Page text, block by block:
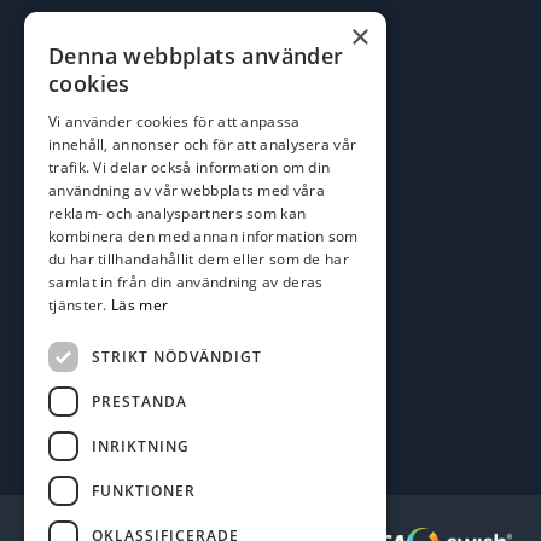
E-post:
johan@batofiske.se
kim@batofiske.se
Adress
Karlskrona Båt & Fiske AB
Lallerstedts gata 4
371 54 Karlskrona
Följ oss
Facebook
×
Denna webbplats använder
cookies
Vi använder cookies för att anpassa
innehåll, annonser och för att analysera vår
trafik. Vi delar också information om din
användning av vår webbplats med våra
reklam- och analyspartners som kan
kombinera den med annan information som
du har tillhandahållit dem eller som de har
samlat in från din användning av deras
tjänster. Läs mer
STRIKT NÖDVÄNDIGT
PRESTANDA
INRIKTNING
FUNKTIONER
OKLASSIFICERADE